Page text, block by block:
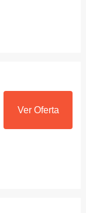
Ver Oferta